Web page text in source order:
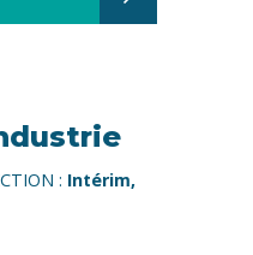
: Intérim,